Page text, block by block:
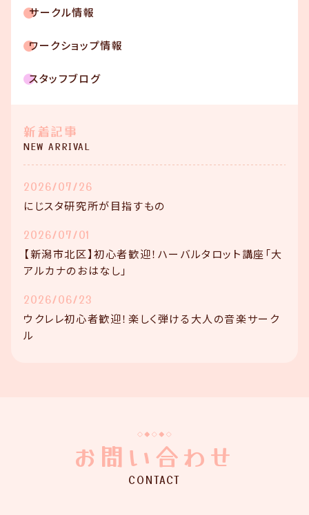
サークル情報
ワークショップ情報
スタッフブログ
新着記事
NEW ARRIVAL
2026/07/26
にじスタ研究所が目指すもの
2026/07/01
【新潟市北区】初心者歓迎！ハーバルタロット講座「大
アルカナのおはなし」
2026/06/23
ウクレレ初心者歓迎！楽しく弾ける大人の音楽サーク
ル
お問い合わせ
CONTACT